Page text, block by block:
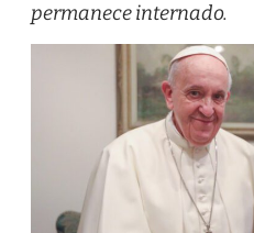
permanece internado.